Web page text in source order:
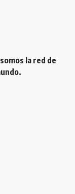
la red de